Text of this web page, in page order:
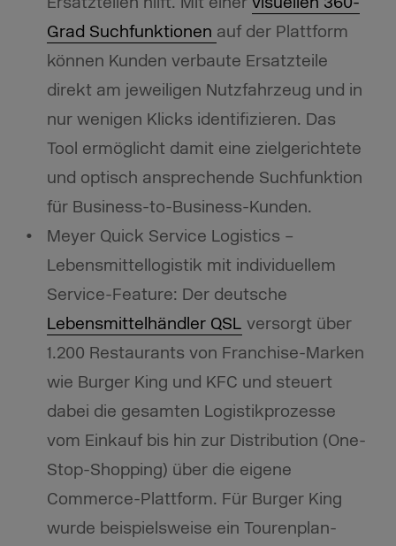
Grad Suchfunktionen auf der Plattform
können Kunden verbaute Ersatzteile
direkt am jeweiligen Nutzfahrzeug und in
nur wenigen Klicks identifizieren. Das
Tool ermöglicht damit eine zielgerichtete
und optisch ansprechende Suchfunktion
für Business-to-Business-Kunden.
Meyer Quick Service Logistics –
Lebensmittellogistik mit individuellem
Service-Feature: Der deutsche
Lebensmittelhändler QSL versorgt über
1.200 Restaurants von Franchise-Marken
wie Burger King und KFC und steuert
dabei die gesamten Logistikprozesse
vom Einkauf bis hin zur Distribution (One-
Stop-Shopping) über die eigene
Commerce-Plattform. Für Burger King
wurde beispielsweise ein Tourenplan-